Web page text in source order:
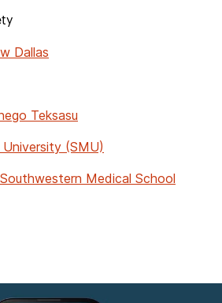
Dallas
Teksasu
(SMU)
Medical School